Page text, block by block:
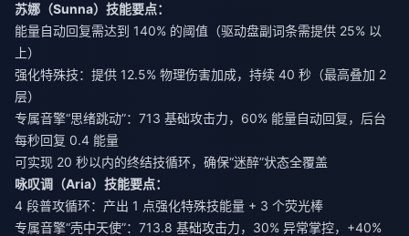
苏娜（Sunna）技能要点：
能量自动回复需达到 140% 的阈值（驱动盘副词条需提供 25% 以
上）
强化特殊技：提供 12.5% 物理伤害加成，持续 40 秒（最高叠加 2
层）
专属音擎“思绪跳动”：713 基础攻击力，60% 能量自动回复，后台
每秒回复 0.4 能量
可实现 20 秒以内的终结技循环，确保“迷醉”状态全覆盖
咏叹调（Aria）技能要点：
4 段普攻循环：产出 1 点强化特殊技能量 + 3 个荧光棒
专属音擎“壳中天使”：713.8 基础攻击力，30% 异常掌控，+40%